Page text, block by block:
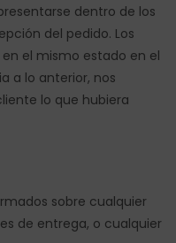
dentro de los
del pedido. Los
el mismo estado en el
a lo anterior, nos
lo que hubiera
sobre cualquier
de entrega, o cualquier